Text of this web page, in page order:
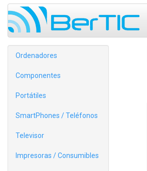
Ordenadores
Componentes
Portátiles
SmartPhones / Teléfonos
Televisor
Impresoras / Consumibles